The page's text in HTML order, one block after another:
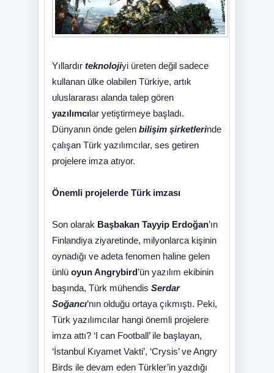
Yıllardır teknolojiyi üreten değil sadece
kullanan ülke olabilen Türkiye, artık
uluslararası alanda talep gören
yazılımcılar yetiştirmeye başladı.
Dünyanın önde gelen bilişim şirketlerinde
çalışan Türk yazılımcılar, ses getiren
projelere imza atıyor.
Önemli projelerde Türk imzası
Son olarak Başbakan Tayyip Erdoğan’ın
Finlandiya ziyaretinde, milyonlarca kişinin
oynadığı ve adeta fenomen haline gelen
ünlü oyun Angrybird’ün yazılım ekibinin
başında, Türk mühendis Serdar
Soğancı’nın olduğu ortaya çıkmıştı. Peki,
Türk yazılımcılar hangi önemli projelere
imza attı? ‘I can Football’ ile başlayan,
‘İstanbul Kıyamet Vakti’, ‘Crysis’ ve Angry
Birds ile devam eden Türkler’in yazdığı